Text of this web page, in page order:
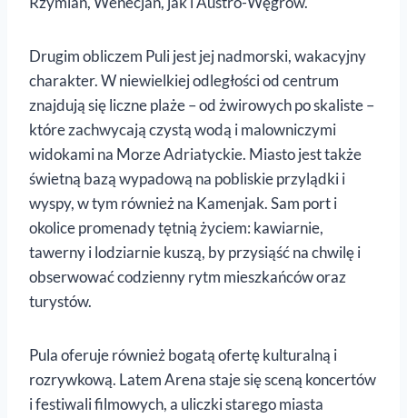
Drugim obliczem Puli jest jej nadmorski, wakacyjny
charakter. W niewielkiej odległości od centrum
znajdują się liczne plaże – od żwirowych po skaliste –
które zachwycają czystą wodą i malowniczymi
widokami na Morze Adriatyckie. Miasto jest także
świetną bazą wypadową na pobliskie przylądki i
wyspy, w tym również na Kamenjak. Sam port i
okolice promenady tętnią życiem: kawiarnie,
tawerny i lodziarnie kuszą, by przysiąść na chwilę i
obserwować codzienny rytm mieszkańców oraz
turystów.
Pula oferuje również bogatą ofertę kulturalną i
rozrywkową. Latem Arena staje się sceną koncertów
i festiwali filmowych, a uliczki starego miasta